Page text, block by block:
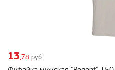
13,78 руб.